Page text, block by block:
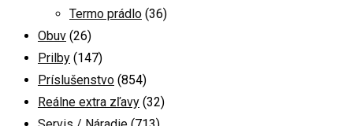
Termo prádlo (36)
Obuv (26)
Prilby (147)
Príslušenstvo (854)
Reálne extra zľavy (32)